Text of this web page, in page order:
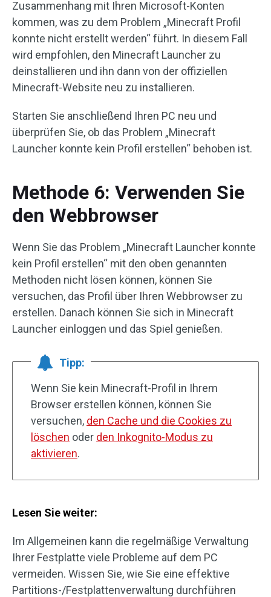
Zusammenhang mit Ihren Microsoft-Konten
kommen, was zu dem Problem „Minecraft Profil
konnte nicht erstellt werden“ führt. In diesem Fall
wird empfohlen, den Minecraft Launcher zu
deinstallieren und ihn dann von der offiziellen
Minecraft-Website neu zu installieren.
Starten Sie anschließend Ihren PC neu und
überprüfen Sie, ob das Problem „Minecraft
Launcher konnte kein Profil erstellen“ behoben ist.
Methode 6: Verwenden Sie
den Webbrowser
Wenn Sie das Problem „Minecraft Launcher konnte
kein Profil erstellen“ mit den oben genannten
Methoden nicht lösen können, können Sie
versuchen, das Profil über Ihren Webbrowser zu
erstellen. Danach können Sie sich in Minecraft
Launcher einloggen und das Spiel genießen.
Tipp:
Wenn Sie kein Minecraft-Profil in Ihrem
Browser erstellen können, können Sie
versuchen, den Cache und die Cookies zu
löschen oder den Inkognito-Modus zu
aktivieren.
Lesen Sie weiter:
Im Allgemeinen kann die regelmäßige Verwaltung
Ihrer Festplatte viele Probleme auf dem PC
vermeiden. Wissen Sie, wie Sie eine effektive
Partitions-/Festplattenverwaltung durchführen